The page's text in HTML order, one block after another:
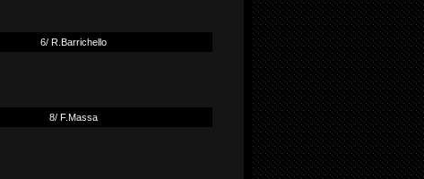
6/ R.Barrichello
8/ F.Massa